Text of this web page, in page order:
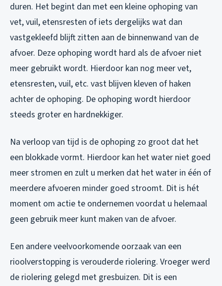
duren. Het begint dan met een kleine ophoping van
vet, vuil, etensresten of iets dergelijks wat dan
vastgekleefd blijft zitten aan de binnenwand van de
afvoer. Deze ophoping wordt hard als de afvoer niet
meer gebruikt wordt. Hierdoor kan nog meer vet,
etensresten, vuil, etc. vast blijven kleven of haken
achter de ophoping. De ophoping wordt hierdoor
steeds groter en hardnekkiger.
Na verloop van tijd is de ophoping zo groot dat het
een blokkade vormt. Hierdoor kan het water niet goed
meer stromen en zult u merken dat het water in één of
meerdere afvoeren minder goed stroomt. Dit is hét
moment om actie te ondernemen voordat u helemaal
geen gebruik meer kunt maken van de afvoer.
Een andere veelvoorkomende oorzaak van een
rioolverstopping is verouderde riolering. Vroeger werd
de riolering gelegd met gresbuizen. Dit is een